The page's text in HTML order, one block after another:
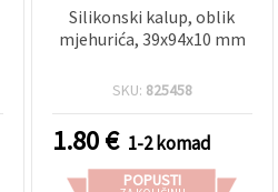
Silikonski kalup, oblik
mjehurića, 39x94x10 mm
SKU: 825458
1.80€ 1-2 komad
POPUSTI